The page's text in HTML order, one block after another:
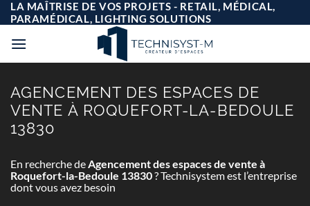
Passer
au
contenu
LA MAÎTRISE DE VOS PROJETS - RETAIL, MÉDICAL,
PARAMÉDICAL, LIGHTING SOLUTIONS
AGENCEMENT DES ESPACES DE
VENTE À ROQUEFORT-LA-BEDOULE
13830
En recherche deAgencement des espaces de vente à
Roquefort-la-Bedoule 13830? Technisystem est l’entreprise
dont vous avez besoin